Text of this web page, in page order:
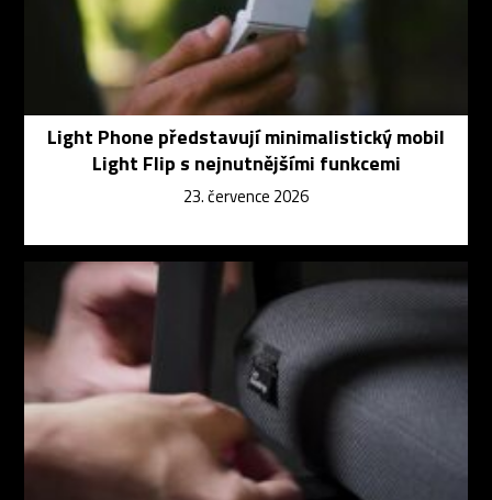
Light Phone představují minimalistický mobil
Light Flip s nejnutnějšími funkcemi
23. července 2026